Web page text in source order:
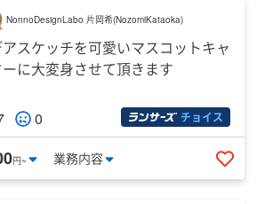
NonnoDesignLabo 片岡希(NozomiKataoka)
スケッチを可愛いマスコットキャ
に大変身させて頂きます
0 チョイス
円~ 業務内容 いいね